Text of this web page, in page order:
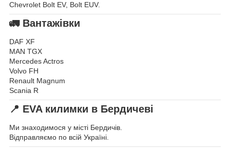
Chevrolet Bolt EV, Bolt EUV.
🚛 Вантажівки
DAF XF
MAN TGX
Mercedes Actros
Volvo FH
Renault Magnum
Scania R
📍 EVA килимки в Бердичеві
Ми знаходимося у місті Бердичів.
Відправляємо по всій Україні.